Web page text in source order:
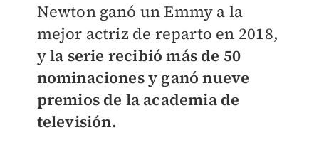
Newton ganó un Emmy a la
mejor actriz de reparto en 2018,
yla serie recibió más de 50
nominaciones y ganó nueve
premios de la academia de
televisión.